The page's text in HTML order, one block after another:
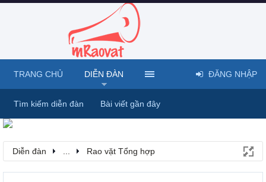
Diễn đàn Rao vặt Tổng hợp
TRANG CHỦ DIỄN ĐÀN
Tìm kiếm diễn đàn Bài viết gần đây
ĐĂNG NHẬP